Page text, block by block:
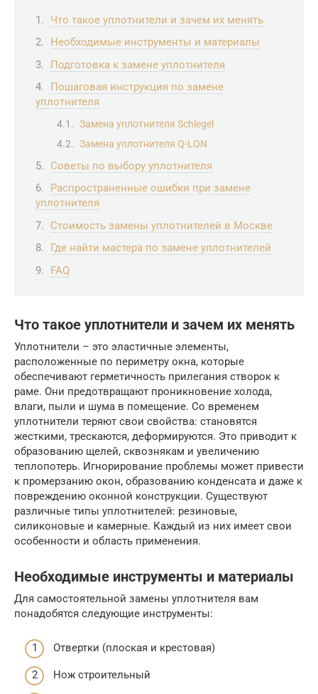
Что такое уплотнители и зачем их менять
Необходимые инструменты и материалы
Подготовка к замене уплотнителя
Пошаговая инструкция по замене
уплотнителя
Замена уплотнителя Schlegel
Замена уплотнителя Q-LON
Советы по выбору уплотнителя
Распространенные ошибки при замене
уплотнителя
Стоимость замены уплотнителей в Москве
Где найти мастера по замене уплотнителей
FAQ
Что такое уплотнители и зачем их менять
Уплотнители – это эластичные элементы,
расположенные по периметру окна, которые
обеспечивают герметичность прилегания створок к
раме. Они предотвращают проникновение холода,
влаги, пыли и шума в помещение. Со временем
уплотнители теряют свои свойства: становятся
жесткими, трескаются, деформируются. Это приводит к
образованию щелей, сквознякам и увеличению
теплопотерь. Игнорирование проблемы может привести
к промерзанию окон, образованию конденсата и даже к
повреждению оконной конструкции. Существуют
различные типы уплотнителей: резиновые,
силиконовые и камерные. Каждый из них имеет свои
особенности и область применения.
Необходимые инструменты и материалы
Для самостоятельной замены уплотнителя вам
понадобятся следующие инструменты:
Отвертки (плоская и крестовая)
Нож строительный